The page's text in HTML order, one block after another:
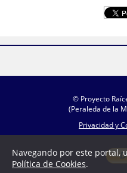
© Proyecto
(Peraleda de la
Privacidad y
Navegando por este portal,
Política de Cookies.